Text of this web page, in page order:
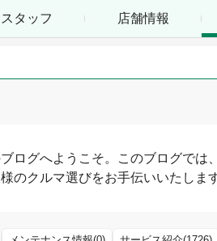
スタッフ 店舗情報
ログへようこそ。このブログでは
のクルマ選びをお手伝いいたします